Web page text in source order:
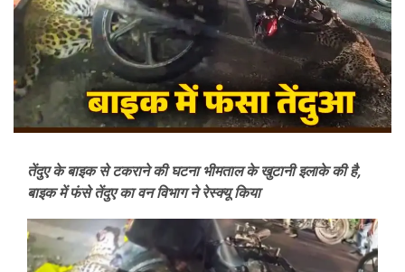
तेंदुए के बाइक से टकराने की घटना भीमताल के खुटानी इलाके की है,
बाइक में फंसे तेंदुए का वन विभाग ने रेस्क्यू किया